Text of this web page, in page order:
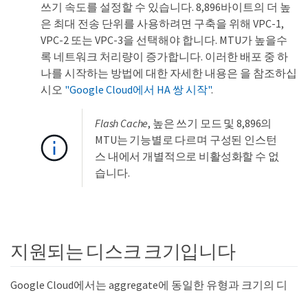
쓰기 속도를 설정할 수 있습니다. 8,896바이트의 더 높
은 최대 전송 단위를 사용하려면 구축을 위해 VPC-1,
VPC-2 또는 VPC-3을 선택해야 합니다. MTU가 높을수
록 네트워크 처리량이 증가합니다. 이러한 배포 중 하
나를 시작하는 방법에 대한 자세한 내용은 을 참조하십
시오 "Google Cloud에서 HA 쌍 시작".
Flash Cache, 높은 쓰기 모드 및 8,896의
MTU는 기능별로 다르며 구성된 인스턴
스 내에서 개별적으로 비활성화할 수 없
습니다.
지원되는 디스크 크기입니다
Google Cloud에서는 aggregate에 동일한 유형과 크기의 디